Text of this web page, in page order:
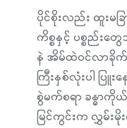
ပိုင်စိုးလည်း ထူးမခ
ကိစ္စနှင့် ပစ္စည်း
နဲ အိမ်ထဲဝင်လာခိုက်
ကြီးနှစ်လုံးပါ ပြူ
စွဲမက်စရာ ခန္ဓာ
မြင်ကွင်းက လွှမ်းမို